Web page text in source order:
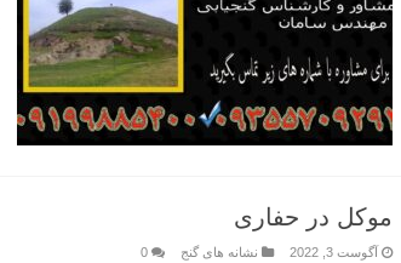
موکل در حفاری
آگوست 3, 2022 نشانه های گنج 0